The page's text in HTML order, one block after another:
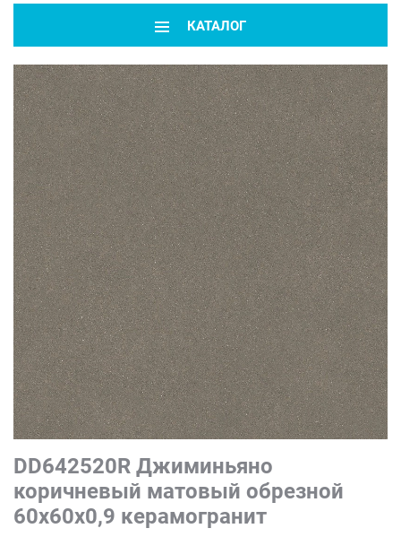
КАТАЛОГ
DD642520R Джиминьяно
коричневый матовый обрезной
60х60x0,9 керамогранит